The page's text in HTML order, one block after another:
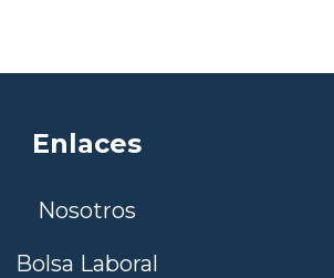
Enlaces
Nosotros
Bolsa Laboral